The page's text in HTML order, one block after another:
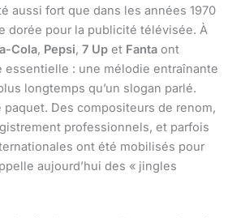
aussi fort que dans les années 1970
dorée pour la publicité télévisée. À
Cola, Pepsi, 7 Up et Fanta ont
essentielle : une mélodie entraînante
longtemps qu’un slogan parlé.
Des compositeurs de renom,
professionnels, et parfois
ont été mobilisés pour
aujourd’hui des « jingles